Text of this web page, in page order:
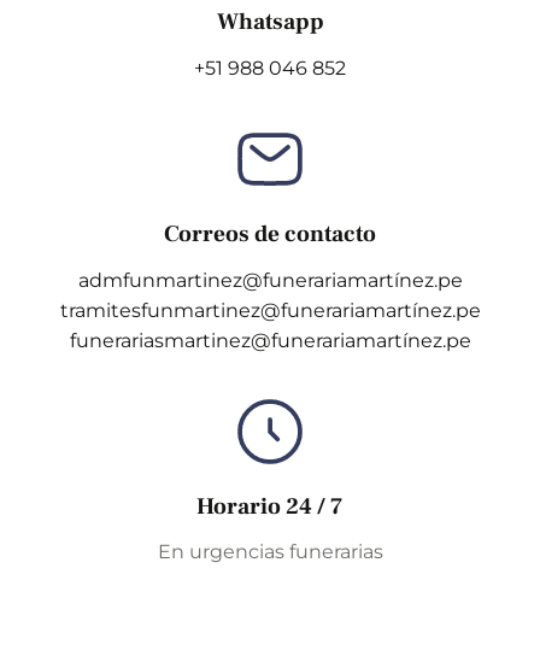
Whatsapp
+51 988 046 852
Correos de contacto
admfunmartinez@funerariamartínez.pe
tramitesfunmartinez@funerariamartínez.pe
funerariasmartinez@funerariamartínez.pe
Horario 24 / 7
En urgencias funerarias